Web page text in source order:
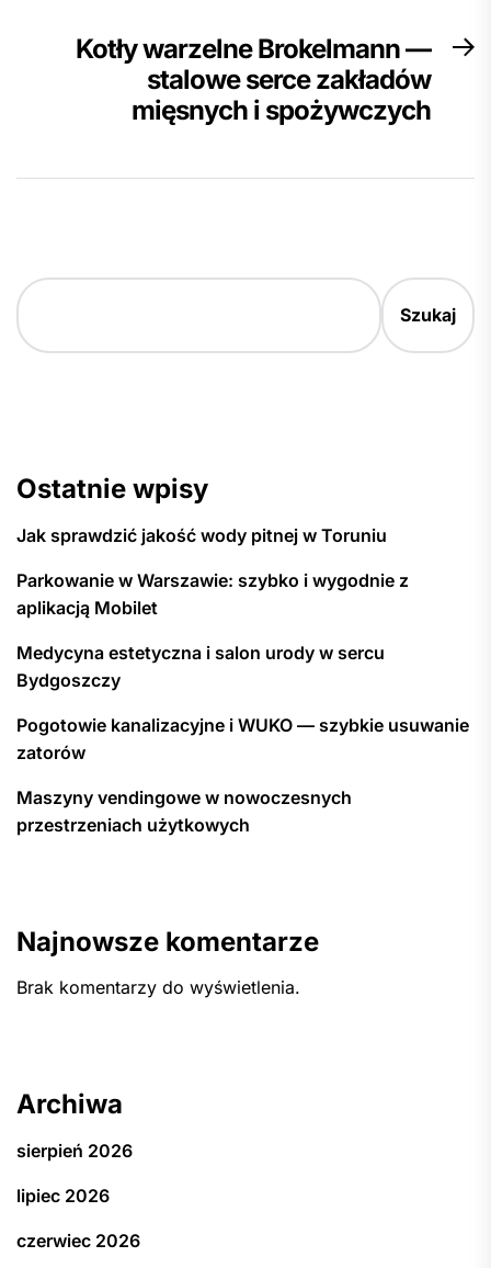
Kotły warzelne Brokelmann —
stalowe serce zakładów
mięsnych i spożywczych
Szukaj
Ostatnie wpisy
Jak sprawdzić jakość wody pitnej w Toruniu
Parkowanie w Warszawie: szybko i wygodnie z
aplikacją Mobilet
Medycyna estetyczna i salon urody w sercu
Bydgoszczy
Pogotowie kanalizacyjne i WUKO — szybkie usuwanie
zatorów
Maszyny vendingowe w nowoczesnych
przestrzeniach użytkowych
Najnowsze komentarze
Brak komentarzy do wyświetlenia.
Archiwa
sierpień 2026
lipiec 2026
czerwiec 2026